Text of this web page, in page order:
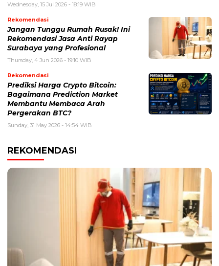
Wednesday, 15 Jul 2026 - 18:19 WIB
Rekomendasi
Jangan Tunggu Rumah Rusak! Ini
Rekomendasi Jasa Anti Rayap
Surabaya yang Profesional
Thursday, 4 Jun 2026 - 19:10 WIB
Rekomendasi
Prediksi Harga Crypto Bitcoin:
Bagaimana Prediction Market
Membantu Membaca Arah
Pergerakan BTC?
Sunday, 31 May 2026 - 14:54 WIB
REKOMENDASI